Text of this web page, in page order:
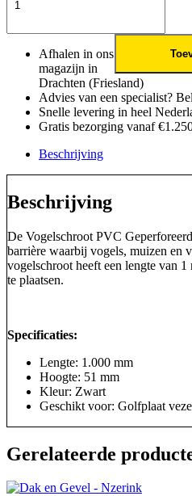
Afhalen in ons
magazijn in
Drachten (Friesland)
Advies van een specialist?
Snelle levering in heel
Gratis bezorging vanaf
Beschrijving
Beschrijving
De Vogelschroot PVC
barrière waarbij vogels, muizen en
vogelschroot heeft een lengte van
te plaatsen.
Specificaties:
Lengte: 1.000 mm
Hoogte: 51 mm
Kleur: Zwart
Geschikt voor: Golfplaat
Gerelateerde